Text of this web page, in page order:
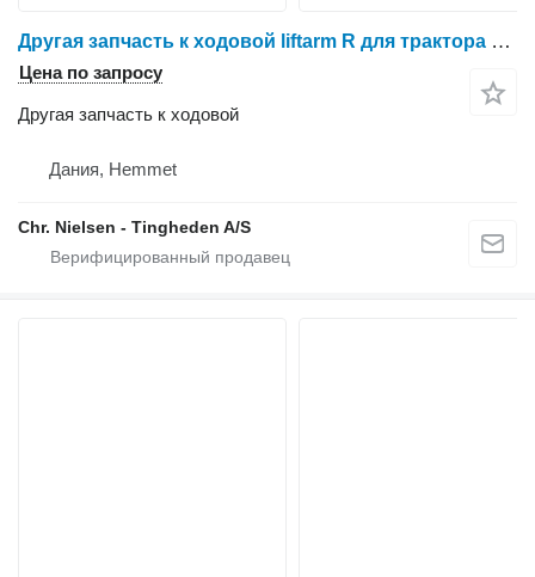
Другая запчасть к ходовой liftarm R для трактора колесного Massey Ferguson 6260
Цена по запросу
Другая запчасть к ходовой
Дания, Hemmet
Chr. Nielsen - Tingheden A/S